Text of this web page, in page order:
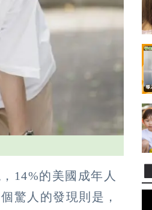
14%的美國成年人
驚人的發現則是，